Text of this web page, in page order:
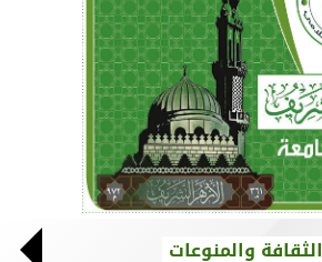
الثقافة والمنوعات